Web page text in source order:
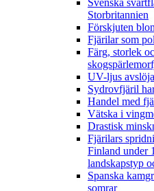
Storbritannien
Förskjuten
Fjärilar som
Färg, storlek
UV-ljus
Sydrovfjäril
Handel med
Vätska i
Drastisk
Fjärilars
Finland under
landskapstyp
Spanska
somrar